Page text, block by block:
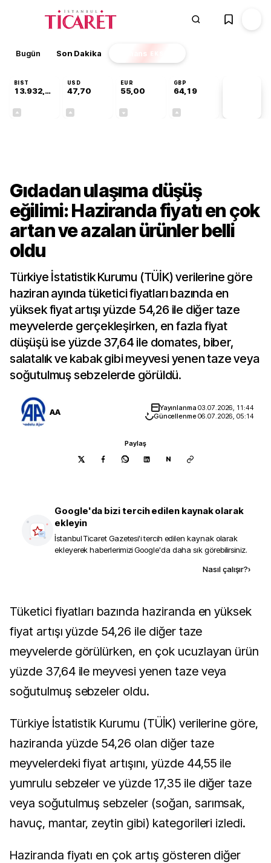
Bugün Son Dakika Finans EKSTRA
BIST
13.932,50
USD
47,70
EUR
55,00
GBP
64,19
Gıdadan ulaşıma düşüş
eğilimi: Haziranda fiyatı en çok
artan ve azalan ürünler belli
oldu
Türkiye İstatistik Kurumu (TÜİK) verilerine göre
haziran ayında tüketici fiyatları bazında en
yüksek fiyat artışı yüzde 54,26 ile diğer taze
meyvelerde gerçekleşirken, en fazla fiyat
düşüşü ise yüzde 37,64 ile domates, biber,
salatalık ve kabak gibi meyvesi yenen taze veya
soğutulmuş sebzelerde görüldü.
AA Yayınlanma03.07.2026, 11:44
Güncellenme06.07.2026, 05:14
Paylaş
N
Google'da bizi tercih edilen kaynak olarak
ekleyin
İstanbul Ticaret Gazetesi'i tercih edilen kaynak olarak
ekleyerek haberlerimizi Google'da daha sık görebilirsiniz.
Nasıl çalışır?›
Tüketici fiyatları bazında haziranda en yüksek
fiyat artışı yüzde 54,26 ile diğer taze
meyvelerde görülürken, en çok ucuzlayan ürün
yüzde 37,64 ile meyvesi yenen taze veya
soğutulmuş sebzeler oldu.
Türkiye İstatistik Kurumu (TÜİK) verilerine göre,
haziranda yüzde 54,26 olan diğer taze
meyvelerdeki fiyat artışını, yüzde 44,55 ile
yumrulu sebzeler ve yüzde 17,35 ile diğer taze
veya soğutulmuş sebzeler (soğan, sarımsak,
havuç, mantar, zeytin gibi) kategorileri izledi.
Haziranda fiyatı en çok artış gösteren diğer